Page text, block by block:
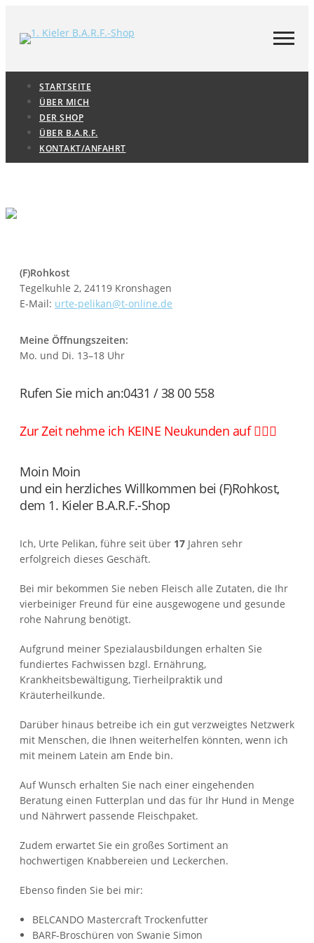
STARTSEITE
ÜBER MICH
DER SHOP
ÜBER B.A.R.F.
KONTAKT/ANFAHRT
(F)Rohkost
Tegelkuhle 2, 24119 Kronshagen
E-Mail: urte-pelikan@t-online.de
Meine Öffnungszeiten:
Mo. und Di. 13–18 Uhr
Rufen Sie mich an:0431 / 38 00 558
Zur Zeit nehme ich KEINE Neukunden auf 🤷🏻‍♀️
Moin Moin
und ein herzliches Willkommen bei (F)Rohkost,
dem 1. Kieler B.A.R.F.-Shop
Ich, Urte Pelikan, führe seit über 17 Jahren sehr
erfolgreich dieses Geschäft.
Bei mir bekommen Sie neben Fleisch alle Zutaten, die Ihr
vierbeiniger Freund für eine ausgewogene und gesunde
rohe Nahrung benötigt.
Aufgrund meiner Spezialausbildungen erhalten Sie
fundiertes Fachwissen bzgl. Ernährung,
Krankheitsbewältigung, Tierheilpraktik und
Kräuterheilkunde.
Darüber hinaus betreibe ich ein gut verzweigtes Netzwerk
mit Menschen, die Ihnen weiterhelfen könnten, wenn ich
mit meinem Latein am Ende bin.
Auf Wunsch erhalten Sie nach einer eingehenden
Beratung einen Futterplan und das für Ihr Hund in Menge
und Nährwert passende Fleischpaket.
Zudem erwartet Sie ein großes Sortiment an
hochwertigen Knabbereien und Leckerchen.
Ebenso finden Sie bei mir:
BELCANDO Mastercraft Trockenfutter
BARF-Broschüren von Swanie Simon